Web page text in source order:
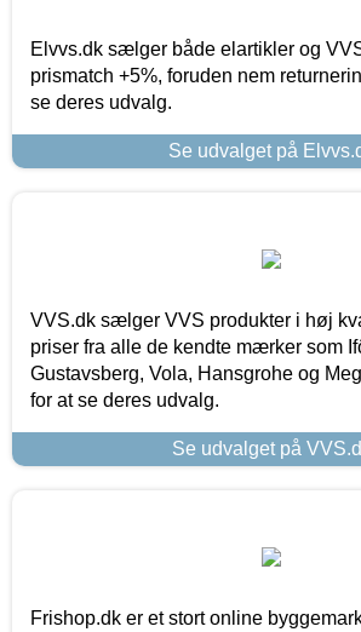
Elvvs.dk sælger både elartikler og
prismatch +5%, foruden nem
se deres udvalg.
Se udvalget på
VVS.dk sælger VVS produkter i høj
priser fra alle de kendte mærker som
Gustavsberg, Vola, Hansgrohe og
for at se deres udvalg.
Se udvalget på
Frishop.dk er et stort online